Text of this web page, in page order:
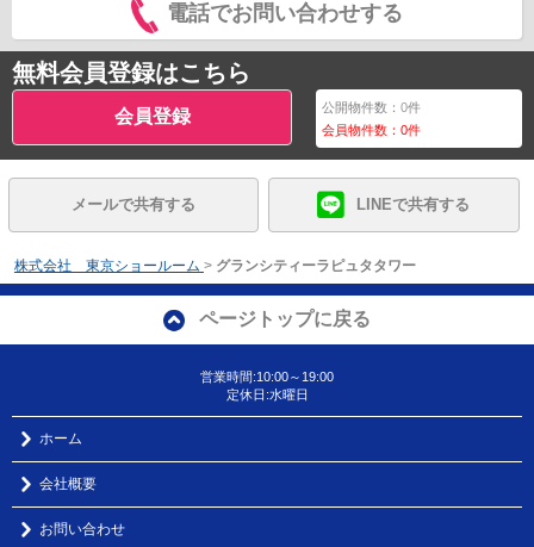
電話でお問い合わせする
無料会員登録はこちら
会員登録 公開物件数：0件
会員物件数：0件
メールで共有する LINEで共有する
株式会社 東京ショールーム > グランシティーラピュタタワー
ページトップに戻る
営業時間:10:00～19:00
定休日:水曜日
ホーム
会社概要
お問い合わせ